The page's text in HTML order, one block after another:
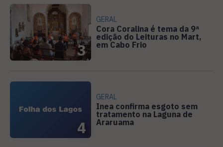
3
GERAL
Cora Coralina é tema da 9ª
edição do Leituras no Mart,
em Cabo Frio
4
GERAL
Inea confirma esgoto sem
tratamento na Laguna de
Araruama